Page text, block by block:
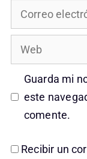
Correo
electrónico
Web
Guarda mi
este
comente.
Recibir un